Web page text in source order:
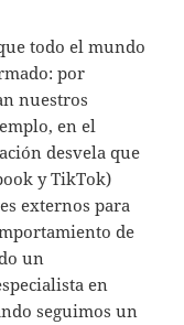
todo el mundo
por
nuestros
en el
desvela que
y TikTok)
externos para
de
un
en
seguimos un